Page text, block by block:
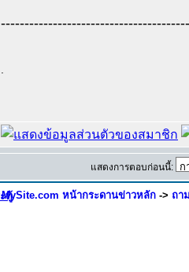
แสดงการตอบก่อนนี้:
MySite.com หน้ากระดานข่าวหลัก -> ถา